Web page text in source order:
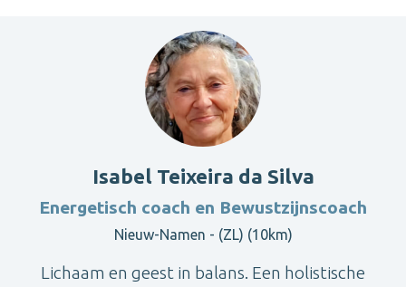
Isabel Teixeira da Silva
Energetisch coach en Bewustzijnscoach
Nieuw-Namen - (ZL) (10km)
Lichaam en geest in balans. Een holistische